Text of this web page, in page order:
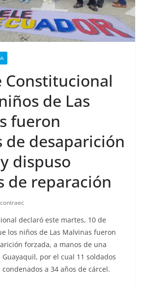
Constitucional
de Las
fueron
de desaparición
dispuso
de reparación
declaró este martes, 10 de
los niños de Las Malvinas fueron
forzada, a manos de una
por el cual 11 soldados
a 34 años de cárcel.